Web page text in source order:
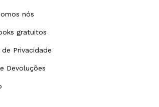
nós
gratuitos
Privacidade
Devoluções